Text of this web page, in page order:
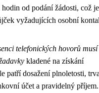
od podání žádosti, což je
vyžadujících osobní
telefonických hovorů musí
kladené na získání
patří dosažení plnoletosti,
účet a pravidelný příjem.